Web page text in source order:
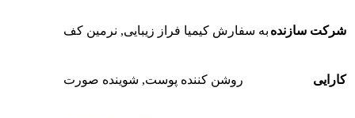
شرکت سازنده به سفارش کیمیا فراز زیبایی, نرمین کف
کارایی روشن کننده پوست, شوینده صورت